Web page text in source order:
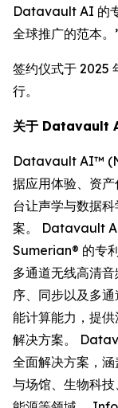
Datavault AI 的
全球推广的范本。
签约仪式于 2025
行。
关于 Datavault
Datavault AI™
据应用体验、资
台让声学与数据
案。 Datavault
Sumerian® 的专
多通道无线高清
序、同步以及多
能计算能力，提
解决方案。
全面解决方案，
与场馆、生物科技